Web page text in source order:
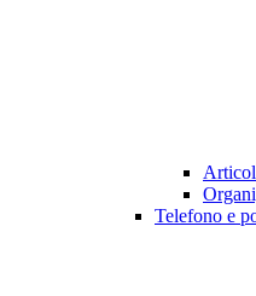
Telefono e